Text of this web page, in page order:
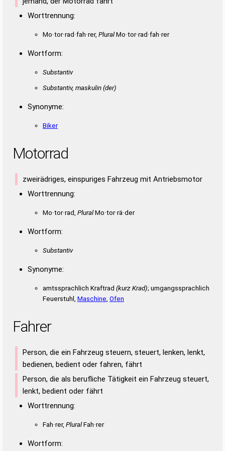
Worttrennung:
Mo·tor·rad·fah·rer, PluralMo·tor·rad·fah·rer
Wortform:
Substantiv
Substantiv, maskulin(der)
Synonyme:
Biker
Motorrad
zweirädriges, einspuriges Fahrzeug mit Antriebsmotor
Worttrennung:
Mo·tor·rad, PluralMo·tor·rä·der
Wortform:
Substantiv
Synonyme:
amtssprachlich Kraftrad (kurz Krad); umgangssprachlich
Feuerstuhl, Maschine Ofen
Fahrer
Person, die ein Fahrzeug steuern, steuert, lenken, lenkt,
bedienen, bedient oder fahren, fährt
Person, die als berufliche Tätigkeit ein Fahrzeug steuert,
lenkt, bedient oder fährt
Worttrennung:
Fah·rer, PluralFah·rer
Wortform: